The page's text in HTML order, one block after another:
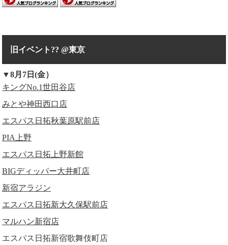
旧イベント?? @東京
▼8月7日(金）
キングNo.1世田谷店
みとや神田西口店
エスパス日拓秋葉原駅前店
PIA上野
エスパス日拓上野新館
BIGディッパー大井町店
新宿アラジン
エスパス日拓新大久保駅前店
マルハン新宿店
エスパス日拓新宿歌舞伎町店